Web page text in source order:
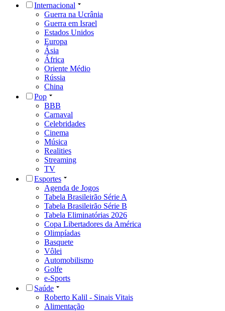
Internacional
Guerra na Ucrânia
Guerra em Israel
Estados Unidos
Europa
Ásia
África
Oriente Médio
Rússia
China
Pop
BBB
Carnaval
Celebridades
Cinema
Música
Realities
Streaming
TV
Esportes
Agenda de Jogos
Tabela Brasileirão Série A
Tabela Brasileirão Série B
Tabela Eliminatórias 2026
Copa Libertadores da América
Olimpíadas
Basquete
Vôlei
Automobilismo
Golfe
e-Sports
Saúde
Roberto Kalil - Sinais Vitais
Alimentação